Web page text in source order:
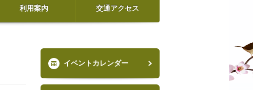
利用案内 交通アクセス
イベントカレンダー